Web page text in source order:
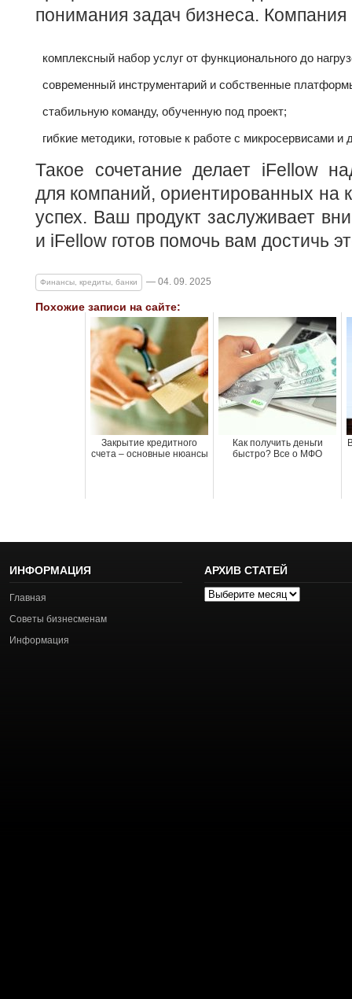
понимания задач бизнеса. Компания
комплексный набор услуг от функционального до
современный инструментарий и собственные
стабильную команду, обученную под проект;
гибкие методики, готовые к работе с микросервисами
Такое сочетание делает iFellow
для компаний, ориентированных на
успех. Ваш продукт заслуживает
и iFellow готов помочь вам достичь
Финансы, кредиты, банки — 04. 09. 2025
Похожие записи на сайте:
Закрытие кредитного
счета – основные нюансы
Как получить деньги
быстро? Все о МФО
ИНФОРМАЦИЯ
Главная
Советы бизнесменам
Информация
АРХИВ СТАТЕЙ
Архив